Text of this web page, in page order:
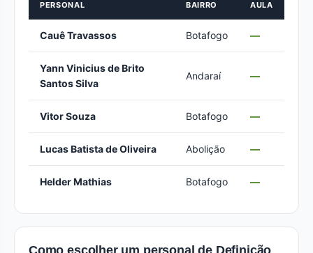
PERSONAL BAIRRO AULA
Cauê Travassos Botafogo —
Yann Vinicius de Brito
Santos Silva
Andaraí —
Vitor Souza Botafogo —
Lucas Batista de Oliveira Abolição —
Helder Mathias Botafogo —
Como escolher um personal de Definição